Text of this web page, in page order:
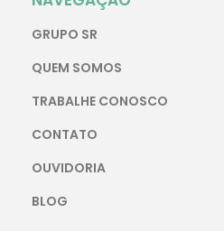
GRUPO SR
QUEM SOMOS
TRABALHE CONOSCO
CONTATO
OUVIDORIA
BLOG